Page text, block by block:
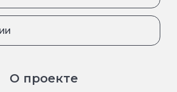
О проекте